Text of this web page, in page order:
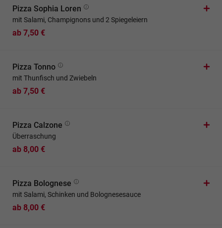
Pizza Sophia Loren
mit Salami, Champignons und 2 Spiegeleiern
ab 7,50 €
Pizza Tonno
mit Thunfisch und Zwiebeln
ab 7,50 €
Pizza Calzone
Überraschung
ab 8,00 €
Pizza Bolognese
mit Salami, Schinken und Bolognesesauce
ab 8,00 €